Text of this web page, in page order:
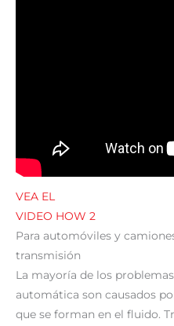
VEA EL
VIDEO HOW 2
Para automóviles y
transmisión
La mayoría de los
automática son causados
que se forman en el fluido.